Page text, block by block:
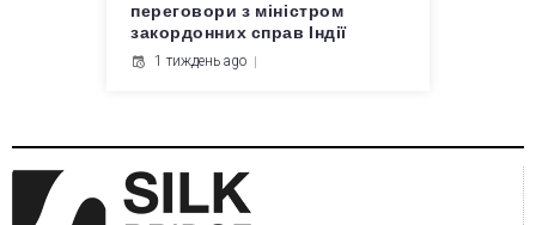
переговори з міністром
закордонних справ Індії
1 тиждень ago